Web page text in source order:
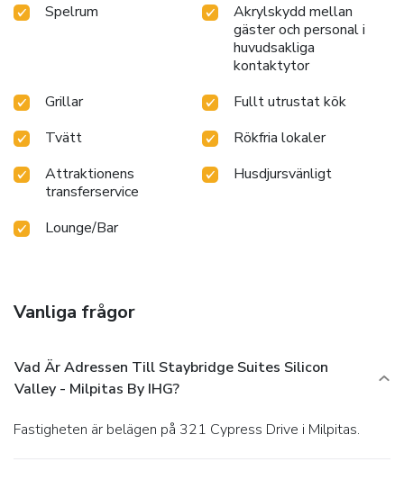
Spelrum
Akrylskydd mellan
gäster och personal i
huvudsakliga
kontaktytor
Grillar
Fullt utrustat kök
Tvätt
Rökfria lokaler
Attraktionens
transferservice
Husdjursvänligt
Lounge/Bar
Vanliga frågor
Vad Är Adressen Till Staybridge Suites Silicon
Valley - Milpitas By IHG?
Fastigheten är belägen på 321 Cypress Drive i Milpitas.